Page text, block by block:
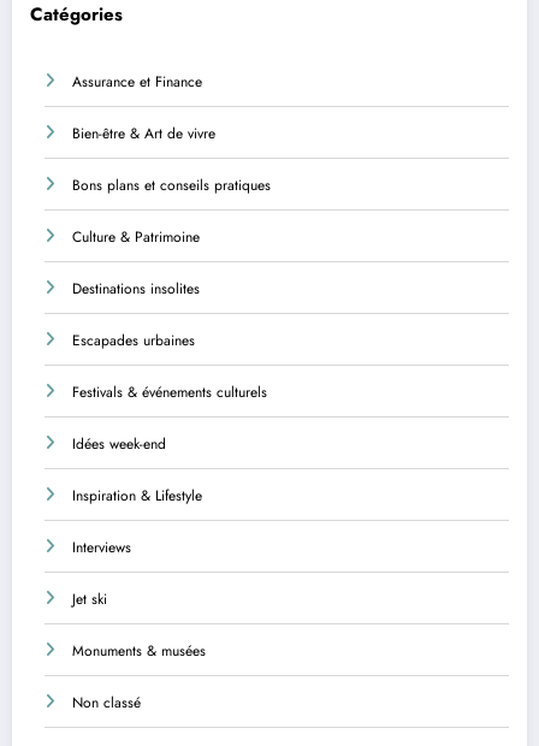
Catégories
Assurance et Finance
Bien-être & Art de vivre
Bons plans et conseils pratiques
Culture & Patrimoine
Destinations insolites
Escapades urbaines
Festivals & événements culturels
Idées week-end
Inspiration & Lifestyle
Interviews
Jet ski
Monuments & musées
Non classé